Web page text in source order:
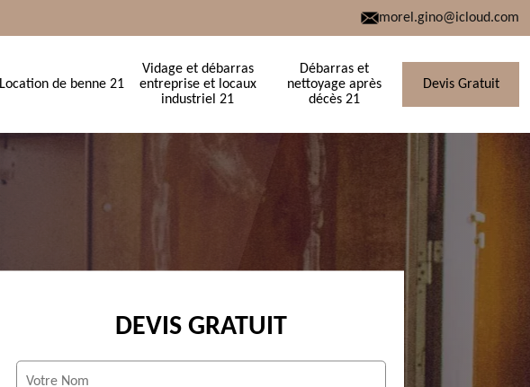
morel.gino@icloud.com
Location de benne 21
Vidage et débarras
entreprise et locaux
industriel 21
Débarras et
nettoyage après
décès 21
Devis Gratuit
DEVIS GRATUIT